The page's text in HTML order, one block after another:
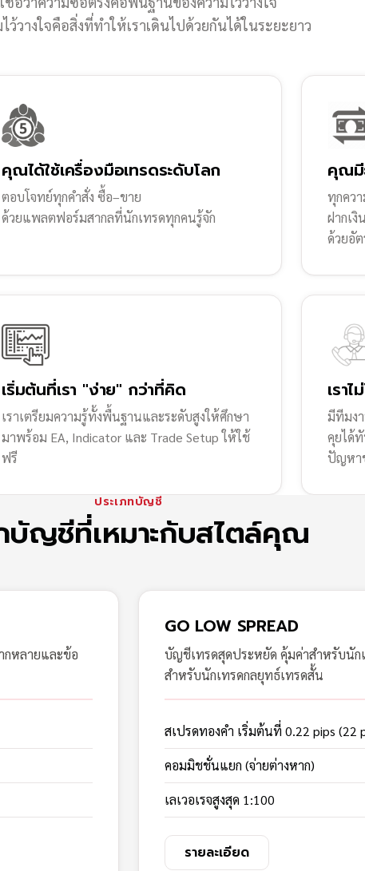
ว้วางใจคือสิ่งที่ทำให้เราเดินไปด้วยกันได้ในระยะยาว
คุณได้ใช้เครื่องมือเทรดระดับโลก
ตอบโจทย์ทุกคำสั่ง ซื้อ–ขาย
ด้วยแพลตฟอร์มสากลที่นักเทรดทุกคนรู้จัก
คุณมี
ทุกควา
ฝากเงิ
ด้วยอั
เริ่มต้นที่เรา "ง่าย" กว่าที่คิด
เราเตรียมความรู้ทั้งพื้นฐานและระดับสูงให้ศึกษา
มาพร้อม EA, Indicator และ Trade Setup ให้ใช้
ฟรี
เรา
มีทีมง
คุยได้
ปัญหา
ประเภทบัญชี
บัญชีที่เหมาะกับสไตล์คุณ
หลายและข้อ
GO LOW SPREAD
บัญชีเทรดสุดประหยัด คุ้มค่าสำหรับนัก
สำหรับนักเทรดกลยุทธ์เทรดสั้น
สเปรดทองคำ เริ่มต้นที่ 0.22 pips (22
คอมมิชชั่นแยก (จ่ายต่างหาก)
เลเวอเรจสูงสุด 1:100
รายละเอียด